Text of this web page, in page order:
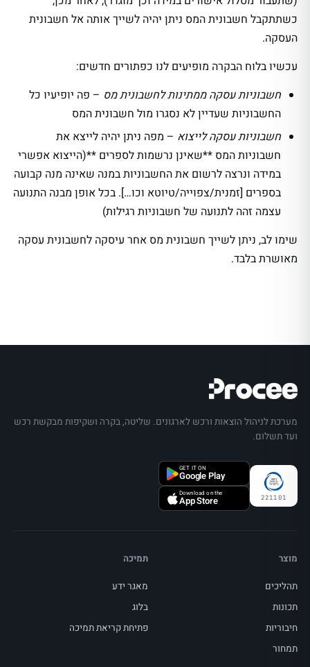
כשתתקבל חשבונית המס ניתן יהיה לשייך אותה אל חשבונית
העסקה.
עכשיו בלוח הבקרה מופיעים לנו כפתורים חדשים:
חשבוניות עסקה ממתינות לחשבונית מס – פה יופיעיו כל
החשבוניות שעדיין לא נסגרו מול חשבונית המס
חשבוניות עסקה לייצוא – מפה ניתן יהיה לייצא את
חשבוניות המס **שאינן נרשמות לספרים **(הייצוא אפשרי
במידה ונרצה לרשום את החשבוניות במנה שאינה מנה קבועה
בספרים [זמנית/צפוייה/טיוטא וכו…]. בכל אופן מבנה התנועה
עצמה זהה לתנועה של חשבוניות רגילות)
שימו לב, ניתן לשייך חשבונית מס אחר עיסקה לחשבונית עסקה
מאושרת בלבד.
מערכת לניהול הוצאות ורכש לארגונים. שליטה, בקרה ושקיפות מבקשת רכש
ועד תשלום.
221101
GET IT ON
Google Play
Download on the
App Store
מוצר
תהליכים
תכונות
חיבוריות
תמחור
תמיכה
מאגר ידע
בלוג
פתיחת קריאת תמיכה